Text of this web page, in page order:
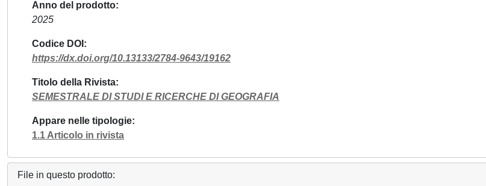
Anno del prodotto
2025
Codice DOI
https://dx.doi.org/10.13133/2784-9643/19162
Titolo della Rivista
SEMESTRALE DI STUDI E RICERCHE DI GEOGRAFIA
Appare nelle tipologie
1.1 Articolo in rivista
File in questo prodotto: